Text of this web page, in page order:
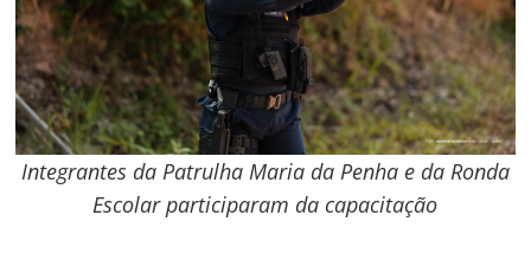
Integrantes da Patrulha Maria da Penha e da Ronda
Escolar participaram da capacitação